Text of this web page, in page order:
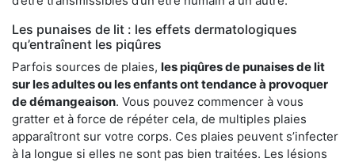
Les punaises de lit : les effets dermatologiques
qu’entraînent les piqûres
Parfois sources de plaies, les piqûres de punaises de lit
sur les adultes ou les enfants ont tendance à provoquer
de démangeaison. Vous pouvez commencer à vous
gratter et à force de répéter cela, de multiples plaies
apparaîtront sur votre corps. Ces plaies peuvent s’infecter
à la longue si elles ne sont pas bien traitées. Les lésions